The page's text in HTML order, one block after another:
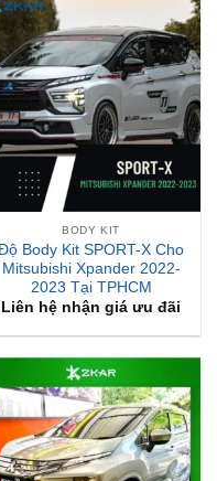
BODY KIT
Độ Body Kit SPORT-X Cho
Mitsubishi Xpander 2022-
2023 Tại TPHCM
Liên hệ nhận giá ưu đãi